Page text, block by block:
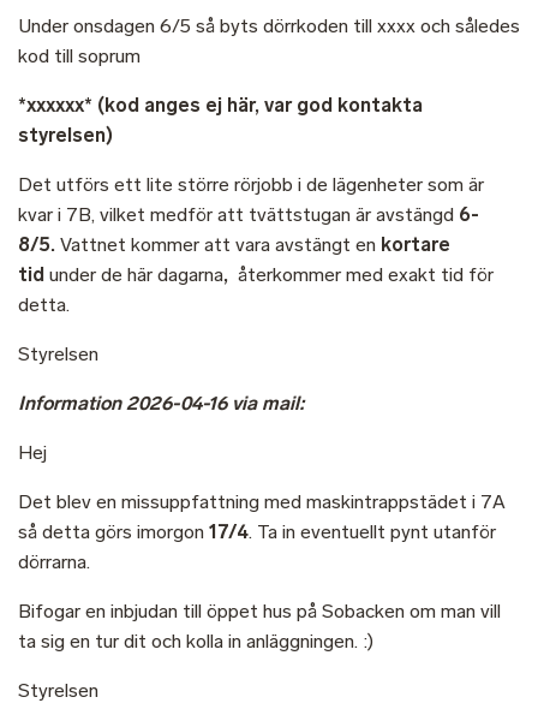
Under onsdagen 6/5 så byts dörrkoden till xxxx och således
kod till soprum
*xxxxxx* (kod anges ej här, var god kontakta
styrelsen)
Det utförs ett lite större rörjobb i de lägenheter som är
kvar i 7B, vilket medför att tvättstugan är avstängd 6-
8/5. Vattnet kommer att vara avstängt en kortare
tid under de här dagarna, återkommer med exakt tid för
detta.
Styrelsen
Information 2026-04-16 via mail:
Hej
Det blev en missuppfattning med maskintrappstädet i 7A
så detta görs imorgon 17/4. Ta in eventuellt pynt utanför
dörrarna.
Bifogar en inbjudan till öppet hus på Sobacken om man vill
ta sig en tur dit och kolla in anläggningen. :)
Styrelsen